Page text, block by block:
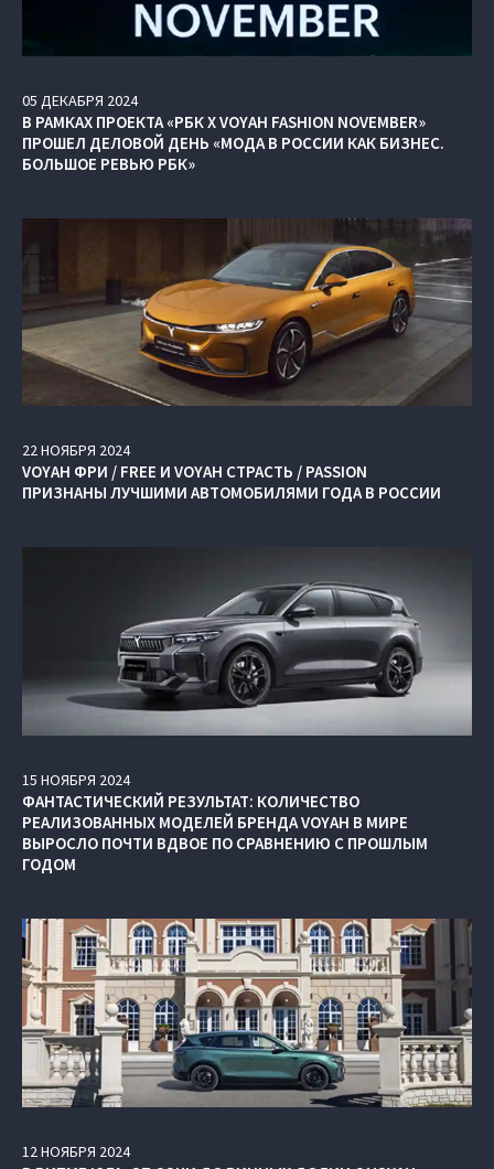
05 ДЕКАБРЯ 2024
В РАМКАХ ПРОЕКТА «РБК X VOYAH FASHION NOVEMBER»
ПРОШЕЛ ДЕЛОВОЙ ДЕНЬ «МОДА В РОССИИ КАК БИЗНЕС.
БОЛЬШОЕ РЕВЬЮ РБК»
22НОЯБРЯ 2024
VOYAH ФРИ / FREE И VOYAH СТРАСТЬ / PASSION
ПРИЗНАНЫ ЛУЧШИМИ АВТОМОБИЛЯМИ ГОДА В РОССИИ
15 НОЯБРЯ 2024
ФАНТАСТИЧЕСКИЙ РЕЗУЛЬТАТ: КОЛИЧЕСТВО
РЕАЛИЗОВАННЫХ МОДЕЛЕЙ БРЕНДА VOYAH В МИРЕ
ВЫРОСЛО ПОЧТИ ВДВОЕ ПО СРАВНЕНИЮ С ПРОШЛЫМ
ГОДОМ
12НОЯБРЯ 2024